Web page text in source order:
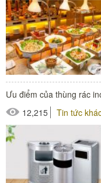
Ưu điểm của thùng rác
12,215
Tin tức